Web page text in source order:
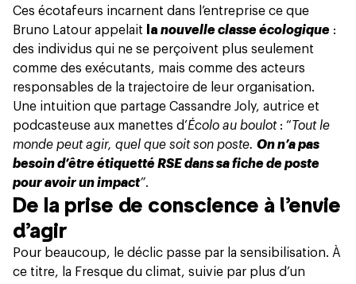
Ces écotafeurs incarnent dans l’entreprise ce que
Bruno Latour appelait
la nouvelle classe écologique :
des individus qui ne se perçoivent plus seulement
comme des exécutants, mais comme des acteurs
responsables de la trajectoire de leur organisation.
Une intuition que partage Cassandre Joly, autrice et
podcasteuse aux manettes d’Écolo au boulot: “Tout le
monde peut agir, quel que soit son poste. On n’a pas
besoin d’être étiquetté RSE dans sa fiche de poste
pour avoir un impact”.
De la prise de conscience à l’envie
d’agir
Pour beaucoup, le déclic passe par la sensibilisation. À
ce titre, la Fresque du climat, suivie par plus d’un